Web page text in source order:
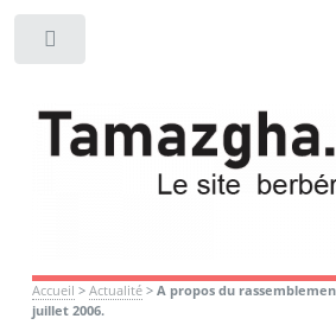
Accueil > Actualité> A propos du
juillet 2006.